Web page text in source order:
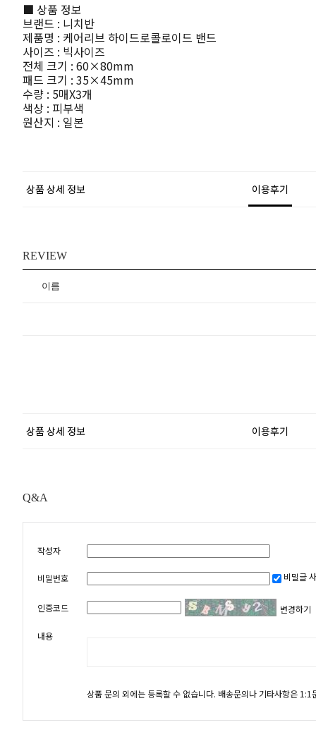
■ 상품 정보
브랜드 : 니치반
제품명 : 케어리브 하이드로콜로이드 밴드
사이즈 : 빅사이즈
전체 크기 : 60×80mm
패드 크기 : 35×45mm
수량 : 5매X3개
색상 : 피부색
원산지 : 일본
상품 상세 정보 이용후기
REVIEW
이름
상품 상세 정보 이용후기
Q&A
작성자
비밀번호 비밀글
인증코드 변경하기
내용
상품 문의 외에는 등록할 수 없습니다. 배송문의나 기타사항은 1:1